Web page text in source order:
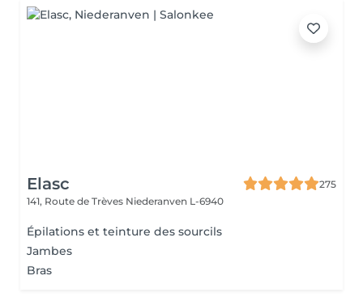
Elasc
275
141, Route de Trèves Niederanven L-6940
Épilations et teinture des sourcils
Jambes
Bras